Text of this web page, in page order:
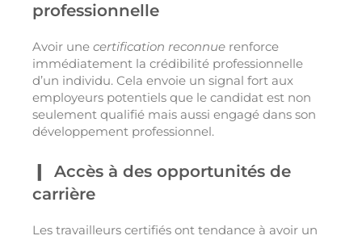
professionnelle
Avoir une certification reconnue renforce
immédiatement la crédibilité professionnelle
d’un individu. Cela envoie un signal fort aux
employeurs potentiels que le candidat est non
seulement qualifié mais aussi engagé dans son
développement professionnel.
Accès à des opportunités de
carrière
Les travailleurs certifiés ont tendance à avoir un